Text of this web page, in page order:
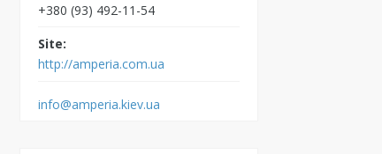
+380 (93) 492-11-54
http://amperia.com.ua
info@amperia.kiev.ua